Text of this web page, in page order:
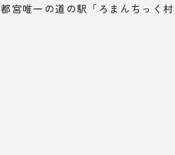
宮唯一の道の駅「ろまんちっく
アクセス